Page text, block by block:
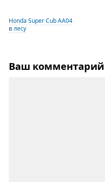
Honda Super Cub AA04
в лесу
Ваш комментарий